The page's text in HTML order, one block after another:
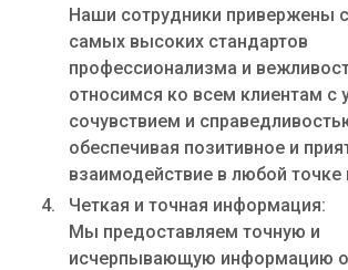
Наши сотрудники привержены
самых высоких стандартов
профессионализма и
относимся ко всем клиентам с
сочувствием и
обеспечивая позитивное и
взаимодействие в любой точке
Четкая и точная информация:
Мы предоставляем точную и
исчерпывающую информацию